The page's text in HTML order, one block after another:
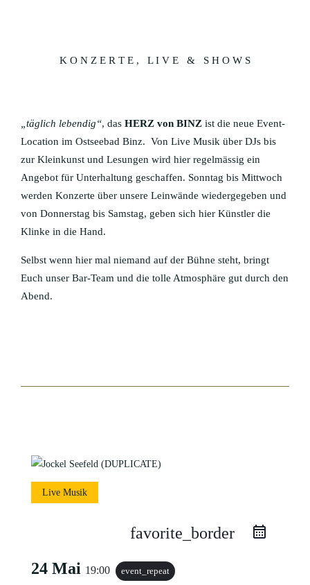
K O N Z E R T E , L I V E & S H O W S
„täglich lebendig“, das HERZ von BINZ ist die neue Event-
Location im Ostseebad Binz. Von Live Musik über DJs bis
zur Kleinkunst und Lesungen wird hier regelmässig ein
Angebot für Unterhaltung geschaffen. Sonntag bis Mittwoch
werden Konzerte über unsere Leinwände wiedergegeben und
von Donnerstag bis Samstag, geben sich hier Künstler die
Klinke in die Hand.
Selbst wenn hier mal niemand auf der Bühne steht, bringt
Euch unser Bar-Team und die tolle Atmosphäre gut durch den
Abend.
Live Musik
favorite_border
24 Mai 19:00 event_repeat